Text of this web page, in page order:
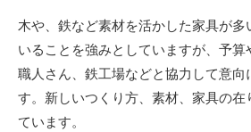
木や、鉄など素材を活かした家具が多
いることを強みとしていますが、予
職人さん、鉄工場などと協力して意向
す。新しいつくり方、素材、家具の在
ています。